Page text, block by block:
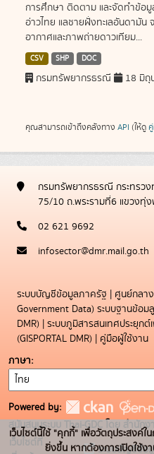
การศึกษา ติดตาม และจัดทำข้อมู
อ่าวไทย แลชายฝั่งทะเลอันดามั
อากาศและภาพถ่ายดาวเทียม...
CSV SHP DOC
กรมทรัพยากรธรณี 18 มิถุ
คุณสามารถเข้าถึงคลังทาง API (ให้ดู
กรมทรัพยากรธรณี กระทรว
75/10 ถ.พระรามที่6 แขวงทุ่
02 621 9692
infosector@dmr.mail.go.th
ระบบบัญชีข้อมูลภาครัฐ | ศูนย์กลา
Government Data) ระบบฐานข้อ
DMR) | ระบบภูมิสารสนเทศประยุก
(GISPORTAL DMR) | คู่มือผู้ใช้งาน
ภาษา
Powered by:
สนับสนุนระบบ Thai-GDC โดย สำนัก
เว็บไซต์ที่
ระบบบัญชีข้อ
เว็บไซต์นี้ใช้ "คุกกี้" เพื่อวัตถุประสงค์
ยิ่งขึ้น หากต้องการเปิดใช้